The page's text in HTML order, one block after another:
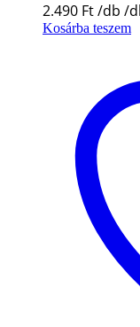
2.490 Ft
Kosárba teszem